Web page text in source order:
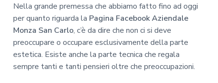
Nella grande premessa che abbiamo fatto fino ad oggi
per quanto riguarda la Pagina Facebook Aziendale
Monza San Carlo, c’è da dire che non ci si deve
preoccupare o occupare esclusivamente della parte
estetica. Esiste anche la parte tecnica che regala
sempre tanti e tanti pensieri oltre che preoccupazioni.